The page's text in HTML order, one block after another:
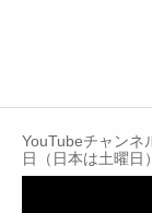
YouTubeチャンネ
日（日本は土曜日